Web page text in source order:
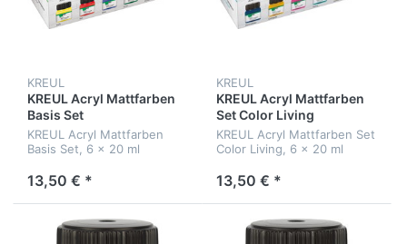
KREUL
KREUL Acryl Mattfarben
Basis Set
KREUL Acryl Mattfarben
Basis Set, 6 x 20 ml
13,50 € *
KREUL
KREUL Acryl Mattfarben
Set Color Living
KREUL Acryl Mattfarben Set
Color Living, 6 x 20 ml
13,50 € *